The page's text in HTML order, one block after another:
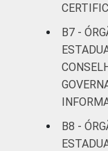
B7 -
B8 -